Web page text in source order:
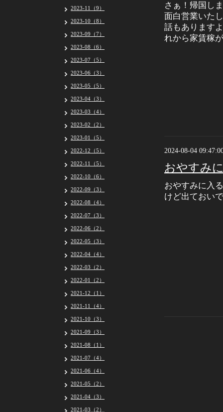
さぁ！帰国し
面白営業いた
話もあります
れから家賃稼
2024-08-04
おやすみ
おやすみに入
けど出ておい
2023-11（9）
2023-10（8）
2023-09（7）
2023-08（6）
2023-07（5）
2023-06（3）
2023-05（5）
2023-04（3）
2023-03（4）
2023-02（2）
2023-01（5）
2022-12（5）
2022-11（5）
2022-10（6）
2022-09（3）
2022-08（4）
2022-07（3）
2022-06（2）
2022-05（3）
2022-04（4）
2022-03（2）
2022-01（2）
2021-12（1）
2021-11（4）
2021-10（3）
2021-09（3）
2021-08（1）
2021-07（4）
2021-06（4）
2021-05（2）
2021-04（3）
2021-03（2）